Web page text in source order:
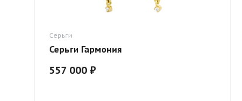
Серьги
Серьги Гармония
557 000 ₽